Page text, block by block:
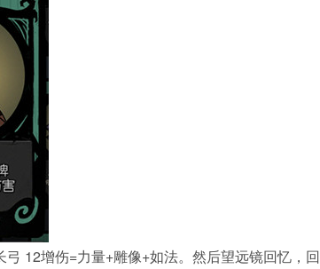
12增伤=力量+雕像+如法。然后望远镜回忆，回